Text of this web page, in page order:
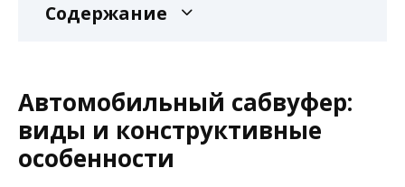
Содержание
Автомобильный сабвуфер:
виды и конструктивные
особенности